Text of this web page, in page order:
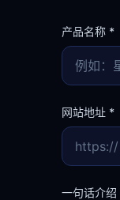
产品名称 *
网站地址 *
https://
一句话介绍